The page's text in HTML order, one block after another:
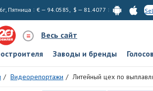
Пятница € — 94.0585, $ — 81.4077
Весь сайт
Заводы и бренды
Видеорепортажи Литейный цех по